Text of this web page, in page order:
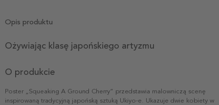
Opis produktu
Ożywiając klasę japońskiego artyzmu
O produkcie
Poster „Squeaking A Ground Cherry” przedstawia malowniczą scenę
inspirowaną tradycyjną japońską sztuką Ukiyo-e. Ukazuje dwie kobiety w